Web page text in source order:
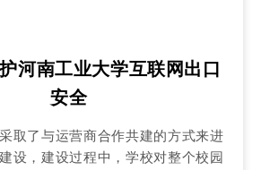
河南工业大学互联网出口
安全
取了与运营商合作共建的方式来进
设，建设过程中，学校对整个校园